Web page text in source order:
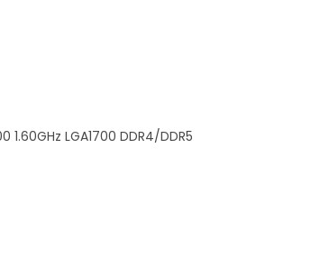
1.60GHz LGA1700 DDR4/DDR5